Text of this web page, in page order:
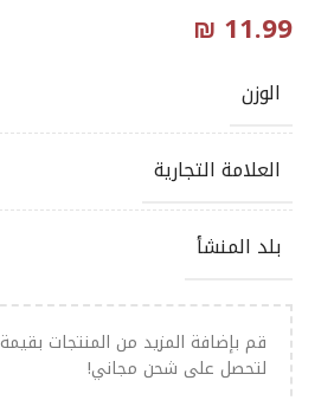
₪ 11.99
الوزن
العلامة التجارية
بلد المنشأ
قم بإضافة المزيد من المنتجات بقيمة
لتحصل على شحن مجاني!